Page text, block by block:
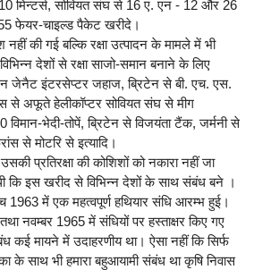
मिन्टर्स, सोवियत संघ से 16 ए. एन - 12 और 26
फेयर-चाइल्ड पैकेट खरीदे।
नहीं की गई बल्कि रक्षा उत्पादन के मामले में भी
देशों से रक्षा साजो-समान बनाने के लिए
जेनैट इंटरसेप्टर जहाज, ब्रिटेन से बी. एच. एस.
से अफूते हेलीकॉप्टर सोवियत संघ से मीग
विमान-भेदी-तोपें, ब्रिटेन से विजयंता टैंक, जर्मनी से
से मोटरि से इत्यादि।
प्रतिरक्षा की कोशिशों को नकारा नहीं जा
कि इस खरीद से विभिन्न देशों के साथ संबंध बने ।
1963 में एक महत्वपूर्ण हथियार संधि आरम्भ हुई।
नवम्बर 1965 में संधियों पर हस्ताक्षर किए गए
कई मायने में उदाहरणीय था। ऐसा नहीं कि सिर्फ
के साथ भी हमारा बहुआयामी संबंध था कृषि निवास